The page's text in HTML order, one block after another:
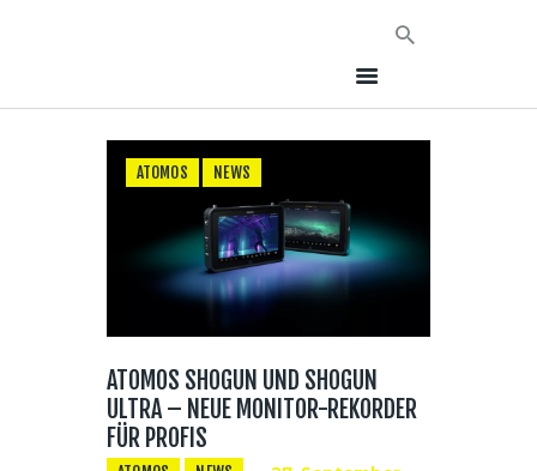
AVT EVENTS
KONTAKT
ATOMOS NEWS
ATOMOS SHOGUN UND SHOGUN
ULTRA – NEUE MONITOR-REKORDER
FÜR PROFIS